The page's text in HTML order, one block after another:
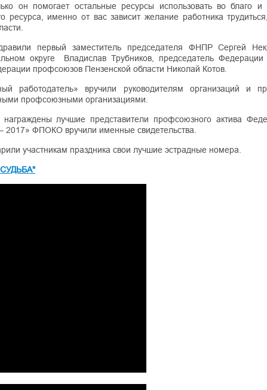
он помогает остальные ресурсы использовать во благо
именно от вас зависит желание работника
первый заместитель председателя ФНПР Сергей
округе Владислав Трубников, председатель Федерации
профсоюзов Пензенской области Николай Котов.
работодатель» вручили руководителям организаций и
профсоюзными организациями.
лучшие представители профсоюзного актива
2017» ФПОКО вручили именные свидетельства.
участникам праздника свои лучшие эстрадные номера.